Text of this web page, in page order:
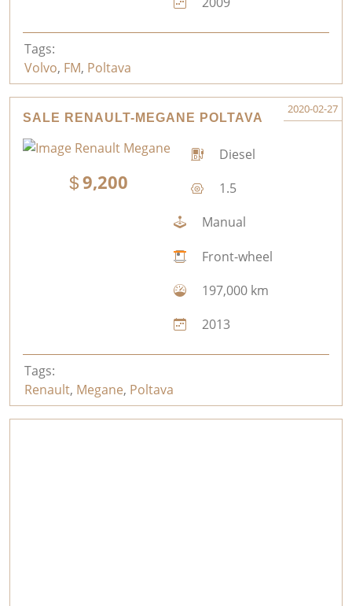
Tags:
Volvo, FM, Poltava
SALE RENAULT-MEGANE POLTAVA
2020-02-27
9,200
Diesel
1.5
Manual
Front-wheel
197,000 km
2013
Tags:
Renault, Megane, Poltava